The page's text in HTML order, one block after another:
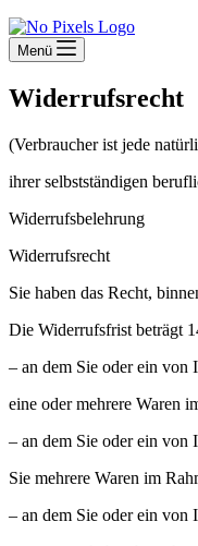
Menü
Widerrufsrecht
(Verbraucher ist jede
ihrer selbstständigen
Widerrufsbelehrung
Widerrufsrecht
Sie haben das Recht,
Die Widerrufsfrist beträgt
– an dem Sie oder ein von
eine oder mehrere Waren
– an dem Sie oder ein von
Sie mehrere Waren im
– an dem Sie oder ein von